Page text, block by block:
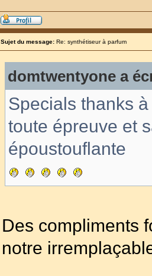
Sujet du message: Re: synthétiseur à parfum
domtwentyone a
Specials thanks
toute épreuve et
époustouflante
Des compliments
notre